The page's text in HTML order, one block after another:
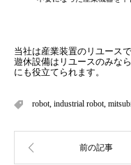
当社は産業装置のリユース
遊休設備はリユースのみな
にも役立てられます。
robot industrial robot